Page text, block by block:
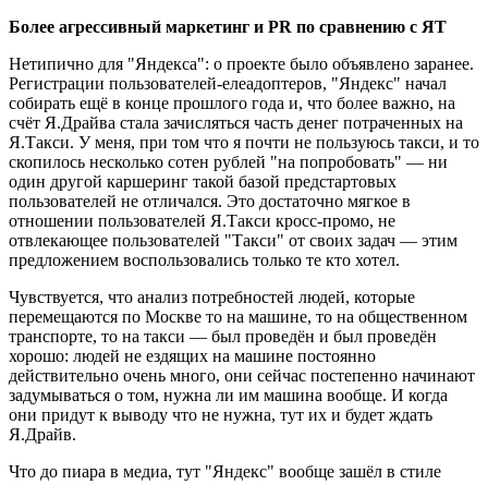
Более агрессивный маркетинг и PR по сравнению с ЯТ
Нетипично для "Яндекса": о проекте было объявлено заранее.
Регистрации пользователей-елеадоптеров, "Яндекс" начал
собирать ещё в конце прошлого года и, что более важно, на
счёт Я.Драйва стала зачисляться часть денег потраченных на
Я.Такси. У меня, при том что я почти не пользуюсь такси, и то
скопилось несколько сотен рублей "на попробовать" — ни
один другой каршеринг такой базой предстартовых
пользователей не отличался. Это достаточно мягкое в
отношении пользователей Я.Такси кросс-промо, не
отвлекающее пользователей "Такси" от своих задач — этим
предложением воспользовались только те кто хотел.
Чувствуется, что анализ потребностей людей, которые
перемещаются по Москве то на машине, то на общественном
транспорте, то на такси — был проведён и был проведён
хорошо: людей не ездящих на машине постоянно
действительно очень много, они сейчас постепенно начинают
задумываться о том, нужна ли им машина вообще. И когда
они придут к выводу что не нужна, тут их и будет ждать
Я.Драйв.
Что до пиара в медиа, тут "Яндекс" вообще зашёл в стиле